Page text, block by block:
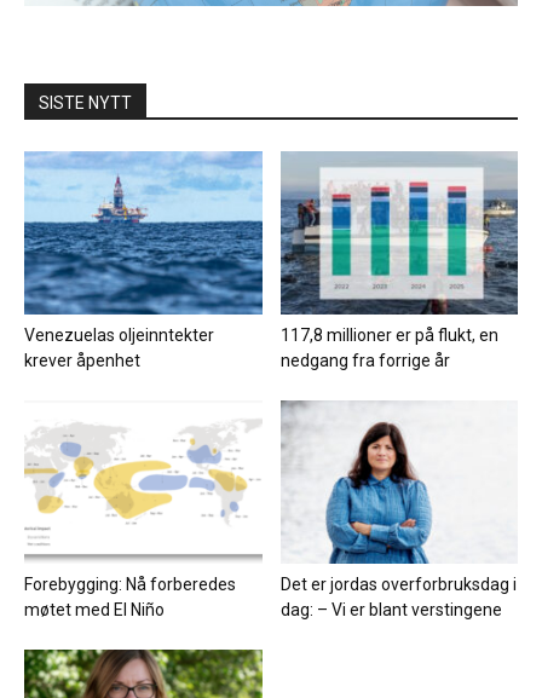
SISTE NYTT
Venezuelas oljeinntekter
krever åpenhet
117,8 millioner er på flukt, en
nedgang fra forrige år
Forebygging: Nå forberedes
møtet med El Niño
Det er jordas overforbruksdag i
dag: – Vi er blant verstingene